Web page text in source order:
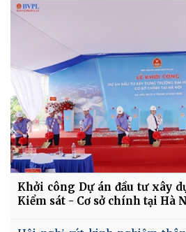
Khởi công Dự án đầu tư xây
Kiểm sát - Cơ sở chính tại Hà